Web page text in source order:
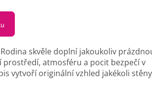
skvěle doplní jakoukoliv
prostředí, atmosféru a pocit bezpečí v
vytvoří originální vzhled jakékoli